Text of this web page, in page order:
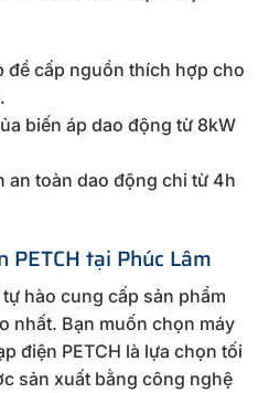
để cấp nguồn thích hợp cho
biến áp dao động từ 8kW
an toàn dao động chỉ từ 4h
tại Phúc Lâm
hào cung cấp sản phẩm
nhất. Bạn muốn chọn máy
điện PETCH là lựa chọn tối
sản xuất bằng công nghệ